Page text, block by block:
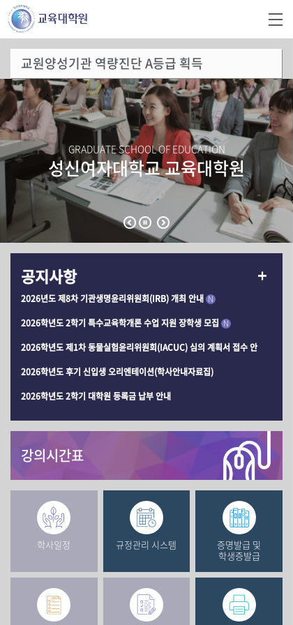
교원양성기관 역량진단 A등급 획득
GRADUATE SCHOOL OF EDUCATION
성신여자대학교 교육대학원
공지사항
2026년도 제8차 기관생명윤리위원회(IRB) 개최 안내 N
2026학년도 2학기 특수교육학개론 수업 지원 장학생 모집 N
2026학년도 제1차 동물실험윤리위원회(IACUC) 심의 계획서 접수 안
2026학년도 후기 신입생 오리엔테이션(학사안내자료집)
2026학년도 2학기 대학원 등록금 납부 안내
강의시간표
학사일정 규정관리 시스템
증명발급 및
학생증발급